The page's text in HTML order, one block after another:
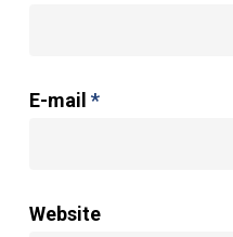
E-mail *
Website